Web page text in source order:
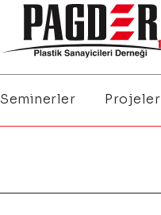
Seminerler Projeler